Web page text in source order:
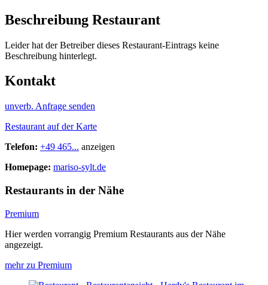
Beschreibung Restaurant
Leider hat der Betreiber dieses Restaurant-Eintrags keine
Beschreibung hinterlegt.
Kontakt
unverb. Anfrage senden
Restaurant auf der Karte
Telefon: +49 465... anzeigen
Homepage: mariso-sylt.de
Restaurants in der Nähe
Premium
Hier werden vorrangig Premium Restaurants aus der Nähe
angezeigt.
mehr zu Premium